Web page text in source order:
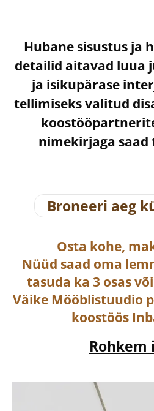
Hubane sisustus ja
detailid aitavad luua
ja isikupärase
tellimiseks valitud
nimekirjaga
Broneeri aeg
Osta kohe,
Nüüd saad oma
tasuda ka 3 osas
Väike Mööblistuudio
koostöös